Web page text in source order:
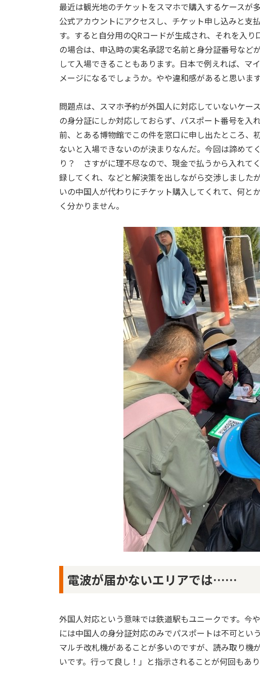
最近は観光地のチケットをスマホで購入するケースが
公式アカウントにアクセスし、チケット申し込みと支
す。すると自分用のQRコードが生成され、それを入
の場合は、申込時の実名承認で名前と身分証番号など
して入場できることもあります。日本で例えれば、マ
メージになるでしょうか。やや違和感があると思いま
問題点は、スマホ予約が外国人に対応していないケー
の身分証にしか対応しておらず、パスポート番号を入
前、とある博物館でこの件を窓口に申し出たところ
ないと入場できないのが決まりなんだ。今回は諦めて
り？ さすがに理不尽なので、現金で払うから入れて
録してくれ、などと解決策を出しながら交渉しました
いの中国人が代わりにチケット購入してくれて、何
く分かりません。
電波が届かないエリアでは……
外国人対応という意味では鉄道駅もユニークです。今
には中国人の身分証対応のみでパスポートは不可とい
マルチ改札機があることが多いのですが、読み取り機
いです。行って良し！」と指示されることが何回もあり